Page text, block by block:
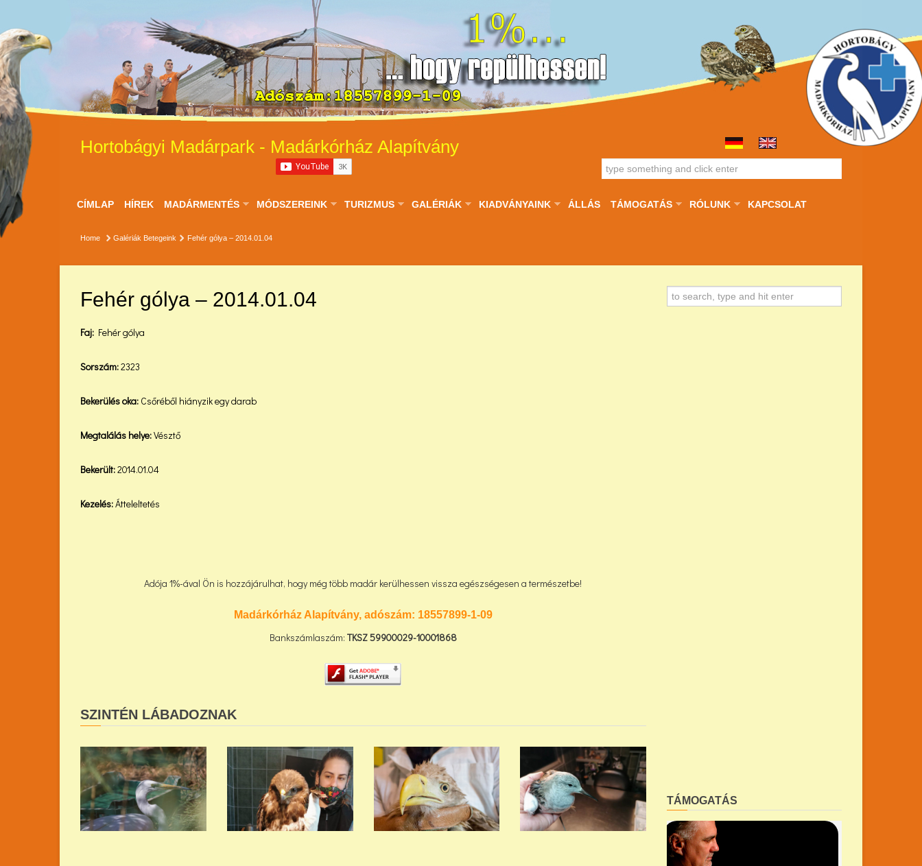
Hortobágyi Madárpark - Madárkórház Alapítvány
CÍMLAP HÍREK MADÁRMENTÉS MÓDSZEREINK TURIZMUS GALÉRIÁK KIADVÁNYAINK ÁLLÁS TÁMOGATÁS RÓLUNK KAPCSOLAT
Home Galériák Betegeink Fehér gólya – 2014.01.04
Fehér gólya – 2014.01.04
Faj: Fehér gólya
Sorszám:2323
Bekerülés oka: Csőréből hiányzik egy darab
Megtalálás helye:Vésztő
Bekerült:2014.01.04
Kezelés:Átteleltetés
Adója 1%-ával Ön is hozzájárulhat, hogy még több madár kerülhessen vissza egészségesen a természetbe!
Madárkórház Alapítvány, adószám: 18557899-1-09
Bankszámlaszám: TKSZ59900029-10001868
SZINTÉN LÁBADOZNAK
TÁMOGATÁS